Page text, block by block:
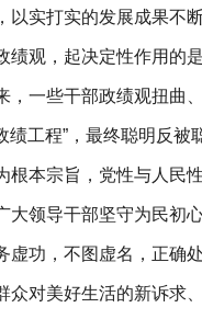
以实打实的发展成果不
观，起决定性作用的是
，一些干部政绩观扭曲
绩工程”，最终聪明反
根本宗旨，党性与人民
大领导干部坚守为民初
虚功，不图虚名，正确
众对美好生活的新诉求、